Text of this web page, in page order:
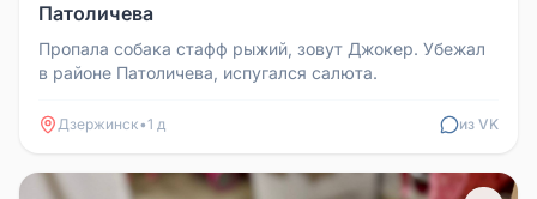
Патоличева
Пропала собака стафф рыжий, зовут Джокер. Убежал
в районе Патоличева, испугался салюта.
Дзержинск•1 д из VK